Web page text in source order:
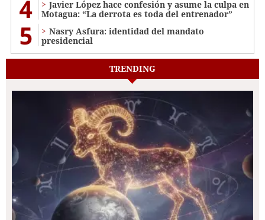
4
Javier López hace confesión y asume la culpa en
Motagua: “La derrota es toda del entrenador”
5
Nasry Asfura: identidad del mandato
presidencial
TRENDING